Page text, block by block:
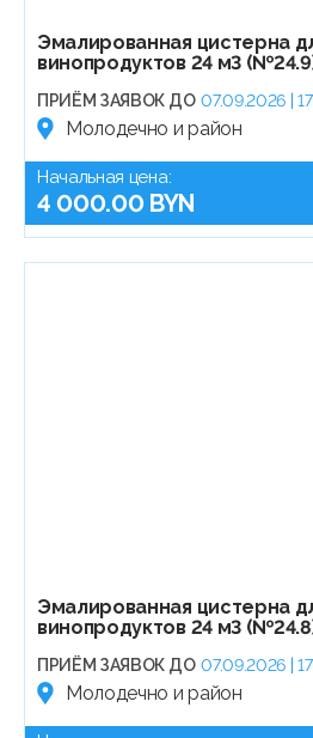
Эмалированная цистерна
винопродуктов 24 м3
ПРИЁМ ЗАЯВОК ДО 07.09.2026 |
Молодечно и район
Начальная цена:
4 000.00 BYN
Эмалированная цистерна
винопродуктов 24 м3
ПРИЁМ ЗАЯВОК ДО 07.09.2026 |
Молодечно и район